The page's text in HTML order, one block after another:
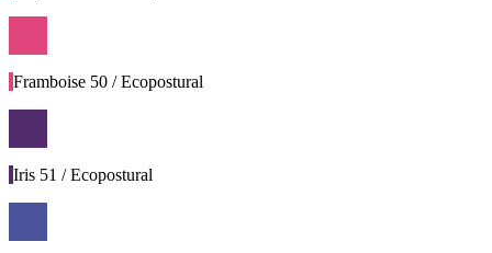
Framboise 50 / Ecopostural
Iris 51 / Ecopostural